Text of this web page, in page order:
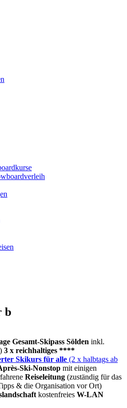
b
Gesamt-Skipass Sölden inkl.
3 x reichhaltiges ****
Skikurs für alle (2 x halbtags ab
Ski-Nonstop mit einigen
Reiseleitung (zuständig für das
& die Organisation vor Ort)
kostenfreies W-LAN